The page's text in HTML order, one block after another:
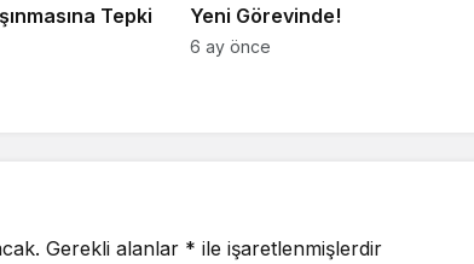
Tepki
Yeni Görevinde!
6 ay önce
Gerekli alanlar * ile işaretlenmişlerdir